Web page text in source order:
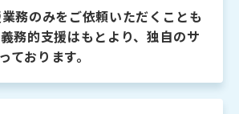
務のみをご依頼いただくことも
義務的支援はもとより、独自のサ
ております。